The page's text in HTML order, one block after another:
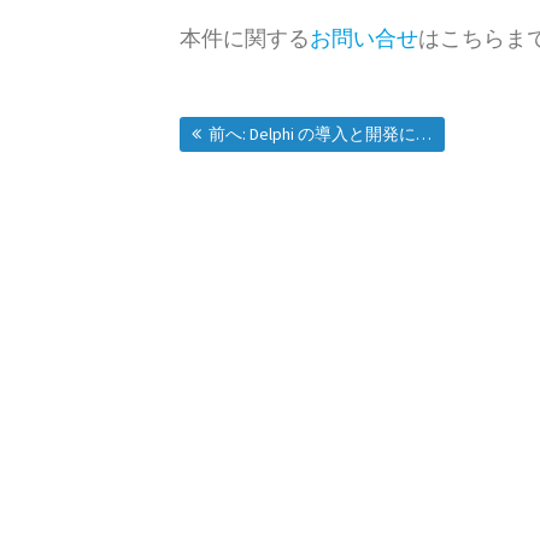
本件に関するお問い合せはこちらま
投
前へ: 過去の投稿:
Delphi の導入と開発に関するコンサルティング